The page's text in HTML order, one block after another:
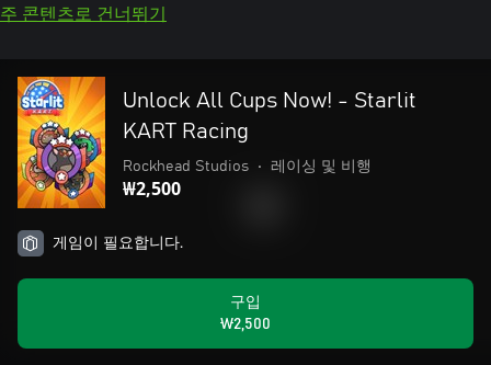
주 콘텐츠로 건너뛰기
Unlock All Cups Now! - Starlit
KART Racing
Rockhead Studios • 레이싱 및 비행
₩2,500
게임이 필요합니다.
구입
₩2,500